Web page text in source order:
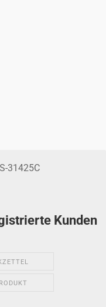
31425C
Kunden